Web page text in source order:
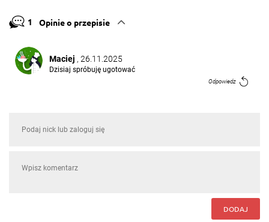
1 Opinie o przepisie
Maciej , 26.11.2025
Dzisiaj spróbuję ugotować
Odpowiedz
DODAJ